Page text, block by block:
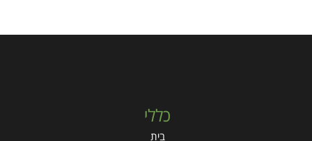
כללי
בית